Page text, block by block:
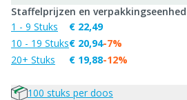
Staffelprijzen en
1 - 9 Stuks
10 - 19 Stuks
20+ Stuks
€ 22,49
€ 20,94
€ 19,88
-7%
-12%
100 stuks per doos